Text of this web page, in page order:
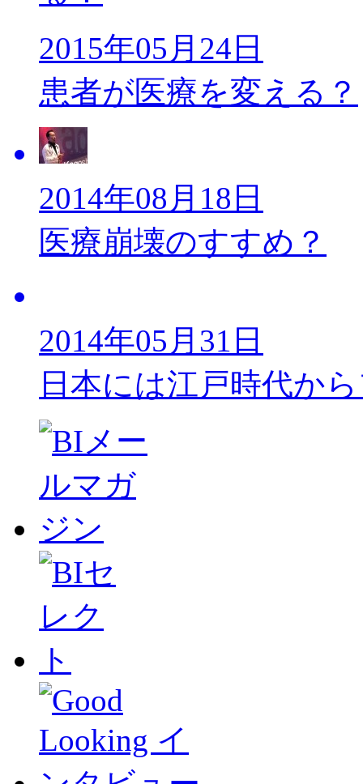
2015年05月24日
患者が医療を変える？
2014年08月18日
医療崩壊のすすめ？
2014年05月31日
日本には江戸時代か